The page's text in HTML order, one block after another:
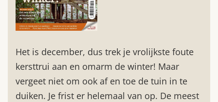
Het is december, dus trek je vrolijkste foute
kersttrui aan en omarm de winter! Maar
vergeet niet om ook af en toe de tuin in te
duiken. Je frist er helemaal van op. De meest